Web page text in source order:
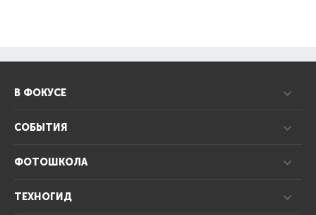
В ФОКУСЕ
СОБЫТИЯ
ФОТОШКОЛА
ТЕХНОГИД